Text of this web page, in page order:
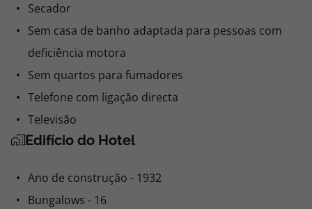
Secador
Sem casa de banho adaptada para pessoas com
deficiência motora
Sem quartos para fumadores
Telefone com ligação directa
Televisão
Edifício do Hotel
Ano de construção - 1932
Bungalows - 16